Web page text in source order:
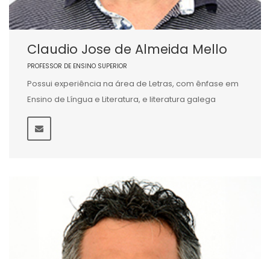
Claudio Jose de Almeida Mello
PROFESSOR DE ENSINO SUPERIOR
Possui experiência na área de Letras, com ênfase em
Ensino de Língua e Literatura, e literatura galega